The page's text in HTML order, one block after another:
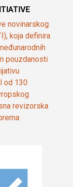
novinarskog
koja definira
pouzdanosti
od 130
revizorska